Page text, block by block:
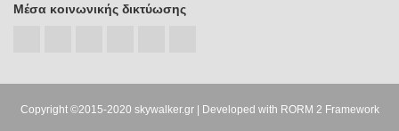
Μέσα κοινωνικής δικτύωσης
Copyright ©2015-2020 skywalker.gr| Developed with RORM 2 Framework